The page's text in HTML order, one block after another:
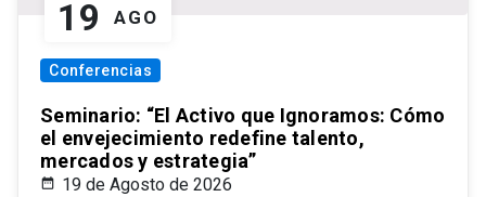
19 AGO
Conferencias
Seminario: “El Activo que Ignoramos: Cómo
el envejecimiento redefine talento,
mercados y estrategia”
19 de Agosto de 2026